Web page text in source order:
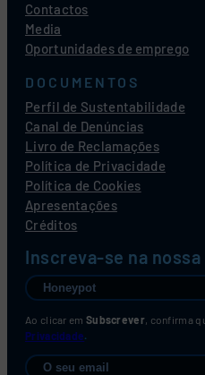
Contactos
Media
Oportunidades de emprego
DOCUMENTOS
Perfil de Sustentabilidade
Canal de Denúncias
Livro de Reclamações
Política de Privacidade
Política de Cookies
Apresentações
Créditos
Inscreva-se na
Ao clicar em Subscrever, confirma
Privacidade.